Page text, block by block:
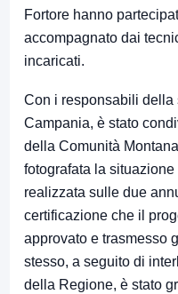
Fortore hanno
accompagnato dai
incaricati.
Con i responsabili della
Campania, è stato
della Comunità
fotografata la
realizzata sulle due
certificazione che il
approvato e trasmesso
stesso, a seguito di
della Regione, è stato